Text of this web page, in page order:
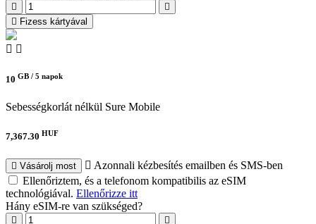
Fizess kártyával
10 GB / 5 napok
Sebességkorlát nélkül Sure Mobile
7,367.30 HUF
Vásárolj most
Azonnali kézbesítés emailben és SMS-ben
Ellenőriztem, és a telefonom kompatibilis az eSIM
technológiával. Ellenőrizze itt
Hány eSIM-re van szükséged?